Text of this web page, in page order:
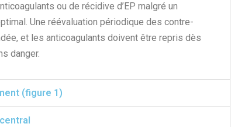
ou de récidive d’EP malgré un
Une réévaluation périodique des contre-
et les anticoagulants doivent être repris dès
danger.
(figure 1)